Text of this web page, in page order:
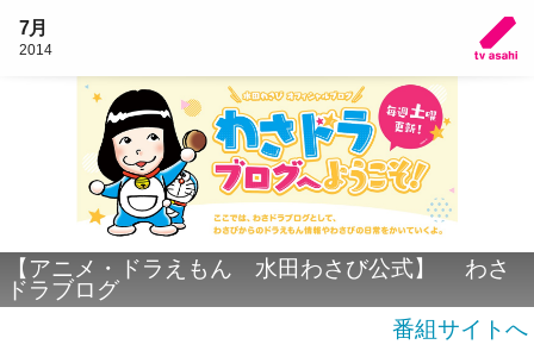
7月
2014
【アニメ・ドラえもん 水田わさび公式】 わさ
ドラブログ
番組サイトへ